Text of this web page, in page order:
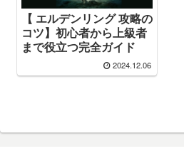
【 エルデンリング 攻略の
コツ】初心者から上級者
まで役立つ完全ガイド
2024.12.06